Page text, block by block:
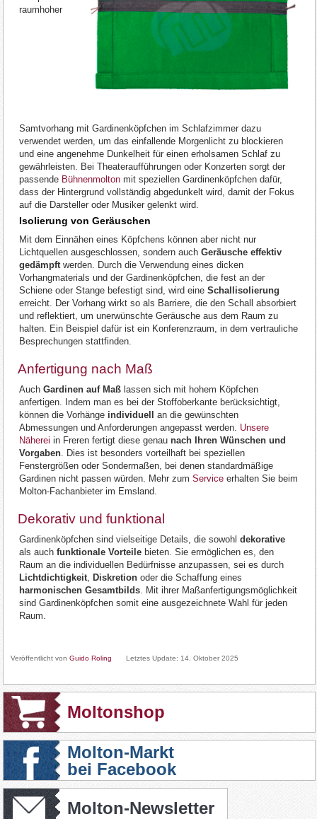
raumhoher
Samtvorhang mit Gardinenköpfchen im Schlafzimmer dazu
verwendet werden, um das einfallende Morgenlicht zu blockieren
und eine angenehme Dunkelheit für einen erholsamen Schlaf zu
gewährleisten. Bei Theateraufführungen oder Konzerten sorgt der
passende Bühnenmolton mit speziellen Gardinenköpfchen dafür,
dass der Hintergrund vollständig abgedunkelt wird, damit der Fokus
auf die Darsteller oder Musiker gelenkt wird.
Isolierung von Geräuschen
Mit dem Einnähen eines Köpfchens können aber nicht nur
Lichtquellen ausgeschlossen, sondern auchGeräusche effektiv
gedämpftwerden. Durch die Verwendung eines dicken
Vorhangmaterials und der Gardinenköpfchen, die fest an der
Schiene oder Stange befestigt sind, wird eineSchallisolierung
erreicht. Der Vorhang wirkt so als Barriere, die den Schall absorbiert
und reflektiert, um unerwünschte Geräusche aus dem Raum zu
halten. Ein Beispiel dafür ist ein Konferenzraum, in dem vertrauliche
Besprechungen stattfinden.
Anfertigung nach Maß
AuchGardinen auf Maß lassen sich mit hohem Köpfchen
anfertigen. Indem man es bei der Stoffoberkante berücksichtigt,
können die Vorhänge individuell
an die gewünschten
Abmessungen und Anforderungen angepasst werden. Unsere
Näherei in Freren fertigt diese genaunach Ihren Wünschen und
Vorgaben. Dies ist besonders vorteilhaft bei speziellen
Fenstergrößen oder Sondermaßen, bei denen standardmäßige
Gardinen nicht passen würden. Mehr zumService erhalten Sie beim
Molton-Fachanbieter im Emsland.
Dekorativ und funktional
Gardinenköpfchen sind vielseitige Details, die sowohldekorative
als auchfunktionale Vorteile bieten. Sie ermöglichen es, den
Raum an die individuellen Bedürfnisse anzupassen, sei es durch
Lichtdichtigkeit, Diskretion oder die Schaffung eines
harmonischen Gesamtbilds. Mit ihrer Maßanfertigungsmöglichkeit
sind Gardinenköpfchen somit eine ausgezeichnete Wahl für jeden
Raum.
Veröffentlicht vonGuido Roling Letztes Update:14. Oktober 2025
Moltonshop
Molton-Markt
bei Facebook
Molton-Newsletter